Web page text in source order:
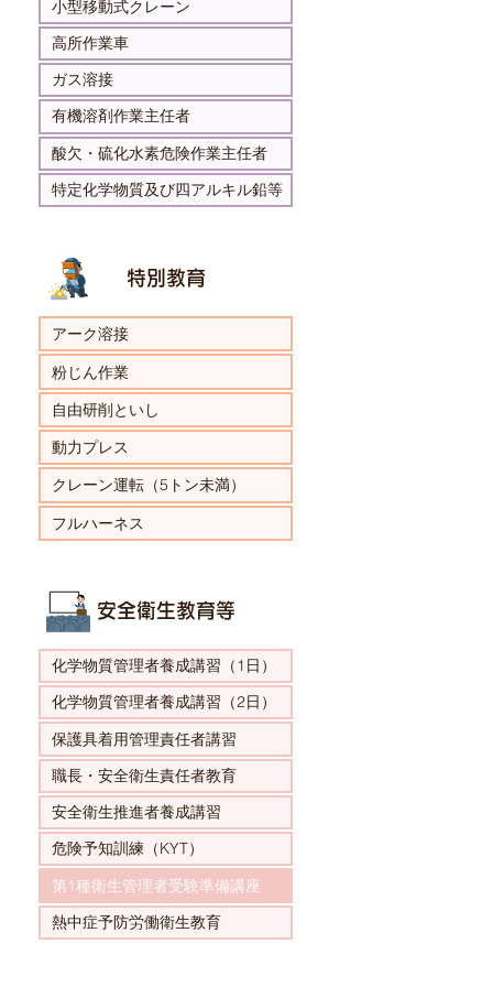
小型移動式クレーン
高所作業車
ガス溶接
有機溶剤作業主任者
酸欠・硫化水素危険作業主任者
特定化学物質及び四アルキル鉛等
特別教育
アーク溶接
粉じん作業
自由研削といし
動力プレス
クレーン運転（5トン未満）
フルハーネス
安全衛生教育等​
化学物質管理者養成講習（1日）
化学物質管理者養成講習（2日）
保護具着用管理責任者講習
職長・安全衛生責任者教育
安全衛生推進者養成講習
危険予知訓練（KYT）
第1種衛生管理者受験準備講座
熱中症予防労働衛生教育